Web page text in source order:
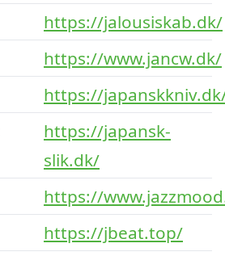
https://jalousiskab.dk/
https://www.jancw.dk/
https://
https://japansk-
slik.dk/
https://
https://jbeat.top/